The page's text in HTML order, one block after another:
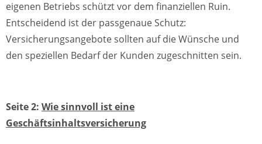
eigenen Betriebs schützt vor dem finanziellen Ruin.
Entscheidend ist der passgenaue Schutz:
Versicherungsangebote sollten auf die Wünsche und
den speziellen Bedarf der Kunden zugeschnitten sein.
Seite 2: Wie sinnvoll ist eine
Geschäftsinhaltsversicherung